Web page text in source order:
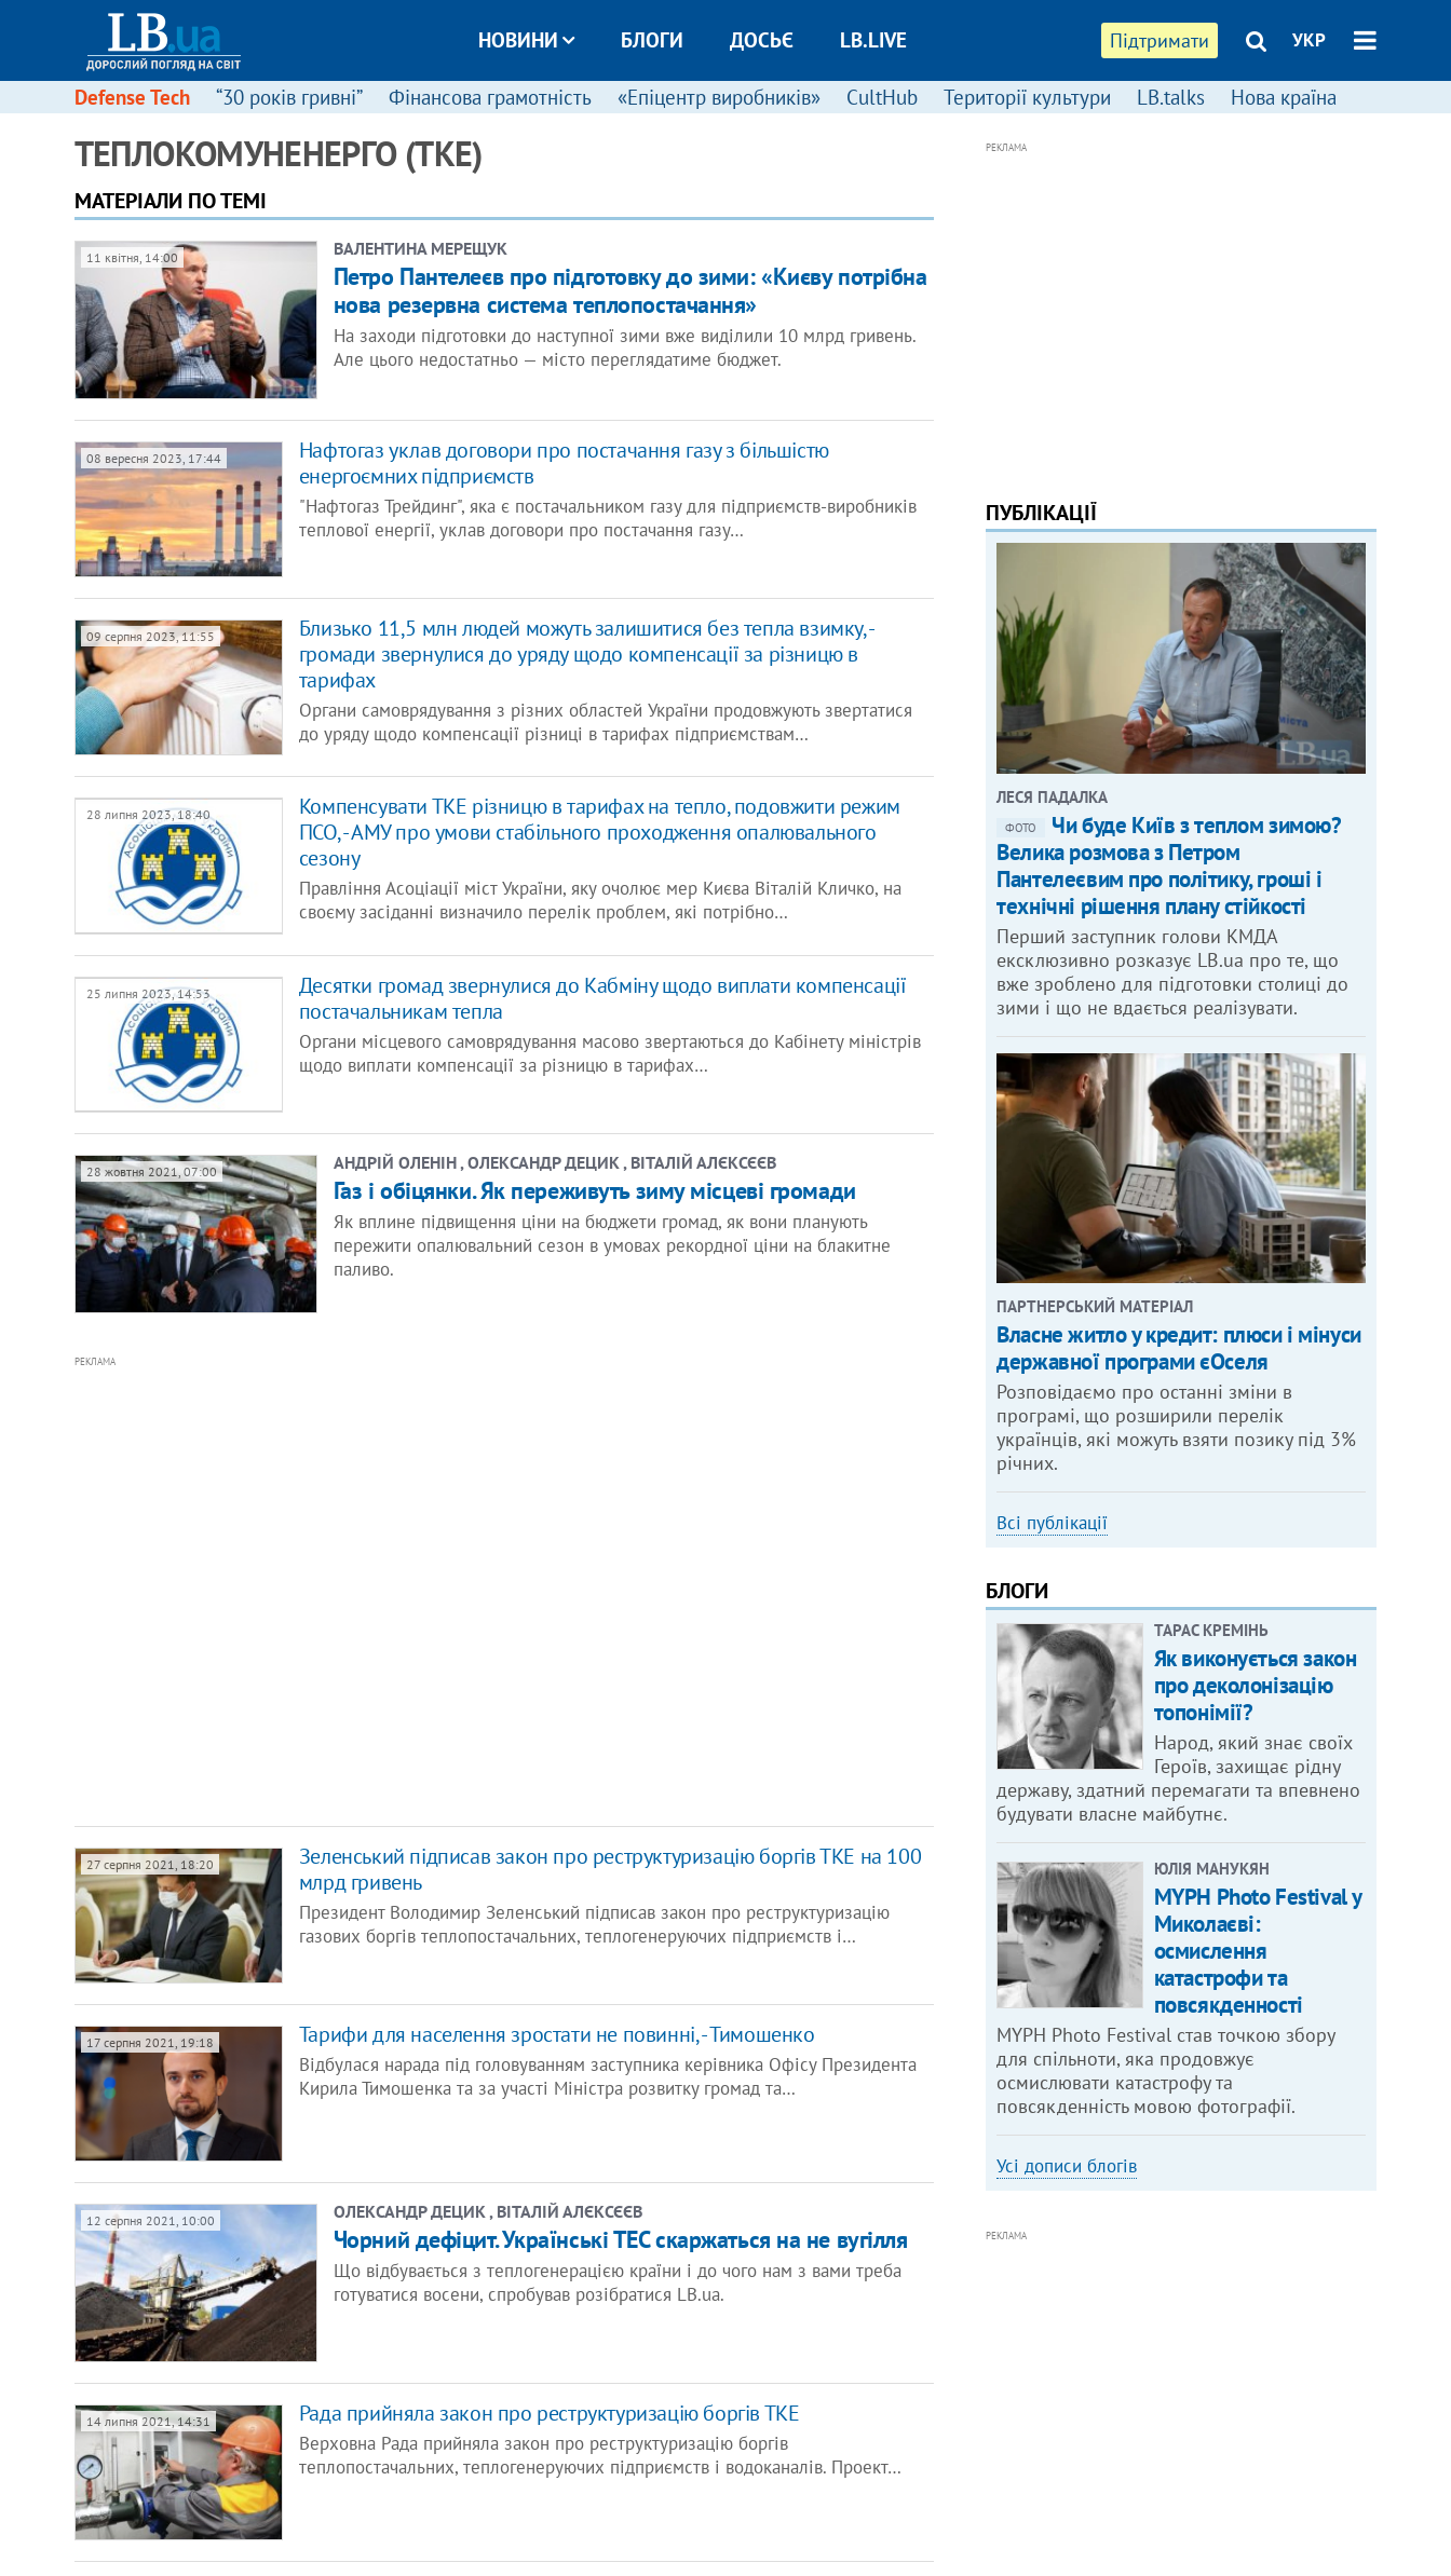
Підтримати УКР
НОВИНИ БЛОГИ ДОСЬЄ LB.LIVE
Defense Tech “30 років гривні” Фінансова грамотність «Епіцентр виробників» CultHub Території культури LB.talks Нова країна
ТЕПЛОКОМУНЕНЕРГО (ТКЕ)
МАТЕРІАЛИ ПО ТЕМІ
11 квітня, 14:00 ВАЛЕНТИНА МЕРЕЩУК
Петро Пантелеєв про підготовку до зими: «Києву потрібна
нова резервна система теплопостачання»
На заходи підготовки до наступної зими вже виділили 10 млрд гривень.
Але цього недостатньо — місто переглядатиме бюджет.
08 вересня 2023, 17:44
Нафтогаз уклав договори про постачання газу з більшістю
енергоємних підприємств
"Нафтогаз Трейдинг", яка є постачальником газу для підприємств-виробників
теплової енергії, уклав договори про постачання газу…
09 серпня 2023, 11:55
Близько 11,5 млн людей можуть залишитися без тепла взимку, -
громади звернулися до уряду щодо компенсації за різницю в
тарифах
Органи самоврядування з різних областей України продовжують звертатися
до уряду щодо компенсації різниці в тарифах підприємствам…
28 липня 2023, 18:40
Компенсувати ТКЕ різницю в тарифах на тепло, подовжити режим
ПСО, - АМУ про умови стабільного проходження опалювального
сезону
Правління Асоціації міст України, яку очолює мер Києва Віталій Кличко, на
своєму засіданні визначило перелік проблем, які потрібно…
25 липня 2023, 14:53
Десятки громад звернулися до Кабміну щодо виплати компенсації
постачальникам тепла
Органи місцевого самоврядування масово звертаються до Кабінету міністрів
щодо виплати компенсації за різницю в тарифах…
28 жовтня 2021, 07:00 АНДРІЙ ОЛЕНІН , ОЛЕКСАНДР ДЕЦИК , ВІТАЛІЙ АЛЄКСЄЄВ
Газ і обіцянки. Як переживуть зиму місцеві громади
Як вплине підвищення ціни на бюджети громад, як вони планують
пережити опалювальний сезон в умовах рекордної ціни на блакитне
паливо.
РЕКЛАМА
27 серпня 2021, 18:20
Зеленський підписав закон про реструктуризацію боргів ТКЕ на 100
млрд гривень
Президент Володимир Зеленський підписав закон про реструктуризацію
газових боргів теплопостачальних, теплогенеруючих підприємств і…
17 серпня 2021, 19:18 Тарифи для населення зростати не повинні, - Тимошенко
Відбулася нарада під головуванням заступника керівника Офісу Президента
Кирила Тимошенка та за участі Міністра розвитку громад та…
12 серпня 2021, 10:00 ОЛЕКСАНДР ДЕЦИК , ВІТАЛІЙ АЛЄКСЄЄВ
Чорний дефіцит. Українські ТЕС скаржаться на не вугілля
Що відбувається з теплогенерацією країни і до чого нам з вами треба
готуватися восени, спробував розібратися LB.ua.
14 липня 2021, 14:31 Рада прийняла закон про реструктуризацію боргів ТКЕ
Верховна Рада прийняла закон про реструктуризацію боргів
теплопостачальних, теплогенеруючих підприємств і водоканалів. Проект…
РЕКЛАМА
ПУБЛІКАЦІЇ
ЛЕСЯ ПАДАЛКА
ФОТО
Чи буде Київ з теплом зимою?
Велика розмова з Петром
Пантелеєвим про політику, гроші і
технічні рішення плану стійкості
Перший заступник голови КМДА
ексклюзивно розказує LB.ua про те, що
вже зроблено для підготовки столиці до
зими і що не вдається реалізувати.
ПАРТНЕРСЬКИЙ МАТЕРІАЛ
Власне житло у кредит: плюси і мінуси
державної програми єОселя
Розповідаємо про останні зміни в
програмі, що розширили перелік
українців, які можуть взяти позику під 3%
річних.
Всі публікації
БЛОГИ
ТАРАС КРЕМІНЬ
Як виконується закон
про деколонізацію
топонімії?
Народ, який знає своїх
Героїв, захищає рідну
державу, здатний перемагати та впевнено
будувати власне майбутнє.
ЮЛІЯ МАНУКЯН
MYPH Photo Festival у
Миколаєві:
осмислення
катастрофи та
повсякденності
MYPH Photo Festival став точкою збору
для спільноти, яка продовжує
осмислювати катастрофу та
повсякденність мовою фотографії.
Усі дописи блогів
РЕКЛАМА